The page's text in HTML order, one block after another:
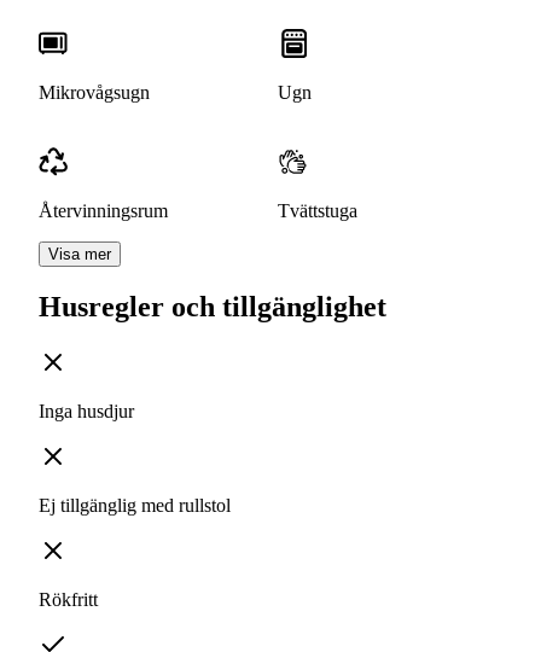
Mikrovågsugn Ugn
Återvinningsrum Tvättstuga
Visa mer
Husregler och tillgänglighet
Inga husdjur
Ej tillgänglig med rullstol
Rökfritt